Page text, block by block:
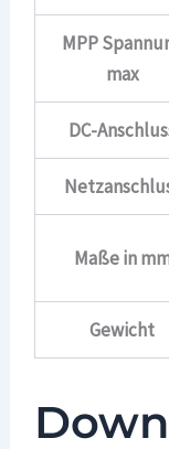
MPP
max
DC-
Maße in
Gewicht